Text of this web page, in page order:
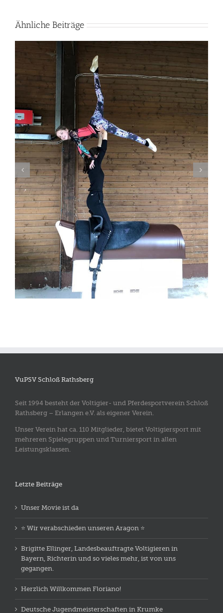
Ähnliche Beiträge
Brigitte Ellinger, Landesbeauftragte Voltigieren in Bayern,
Richterin und so vieles mehr, ist von uns gegangen.
VuPSV Schloß Rathsberg
Seit 1994 besteht der Voltigier- und Pferdesportverein Schloß
Rathsberg – Erlangen e.V. als eigener Verein.
Unser Verein hat ca. 110 Mitglieder, bietet Voltigiersport mit
mehreren Spielegruppen und Turniersport in allen
Leistungsklassen.
Letzte Beiträge
Unser Movie ist da
⭐️ Wir verabschieden unseren Aragon ⭐️
Brigitte Ellinger, Landesbeauftragte Voltigieren in
Bayern, Richterin und so vieles mehr, ist von uns
gegangen.
Herzlich Willkommen Floriano!
Deutsche Jugendmeisterschaften in Krumke